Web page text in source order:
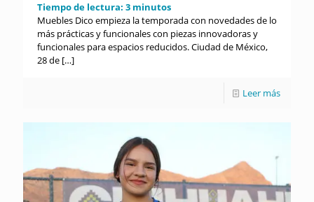
Tiempo de lectura: 3 minutos
Muebles Dico empieza la temporada con novedades de lo
más prácticas y funcionales con piezas innovadoras y
funcionales para espacios reducidos. Ciudad de México,
28 de […]
Leer más